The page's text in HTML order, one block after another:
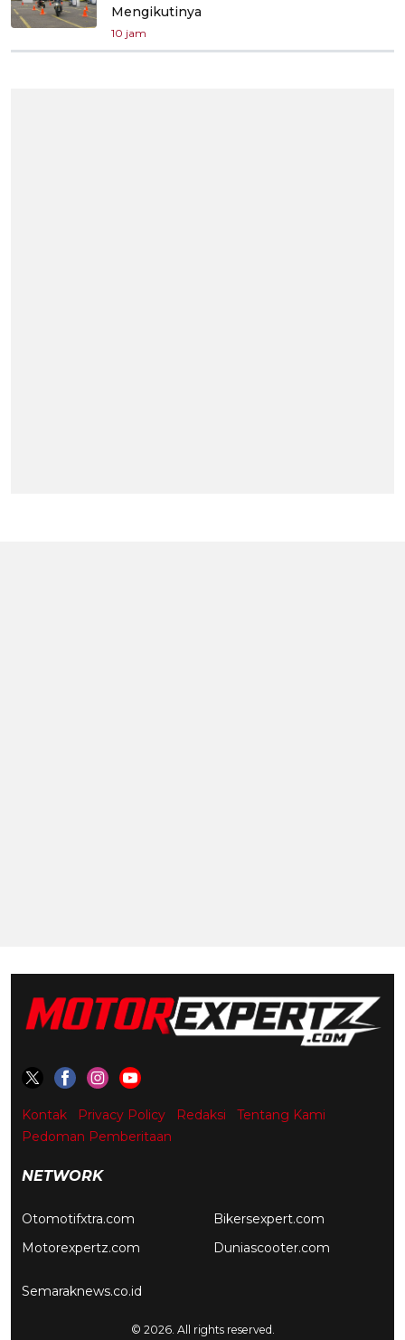
Mengikutinya
10 jam
Kontak Privacy Policy Redaksi
Tentang Kami
Pedoman Pemberitaan
NETWORK
Otomotifxtra.com
Motorexpertz.com
Bikersexpert.com
Duniascooter.com
Semaraknews.co.id
© 2026. All rights reserved.